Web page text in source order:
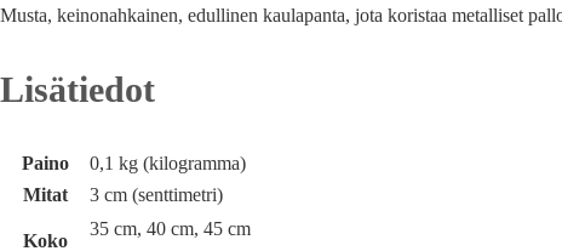
Musta, keinonahkainen, edullinen kaulapanta, jota koristaa metalliset
Lisätiedot
Paino
0,1 kg (kilogramma)
Mitat
3 cm (senttimetri)
Koko
35 cm, 40 cm, 45 cm